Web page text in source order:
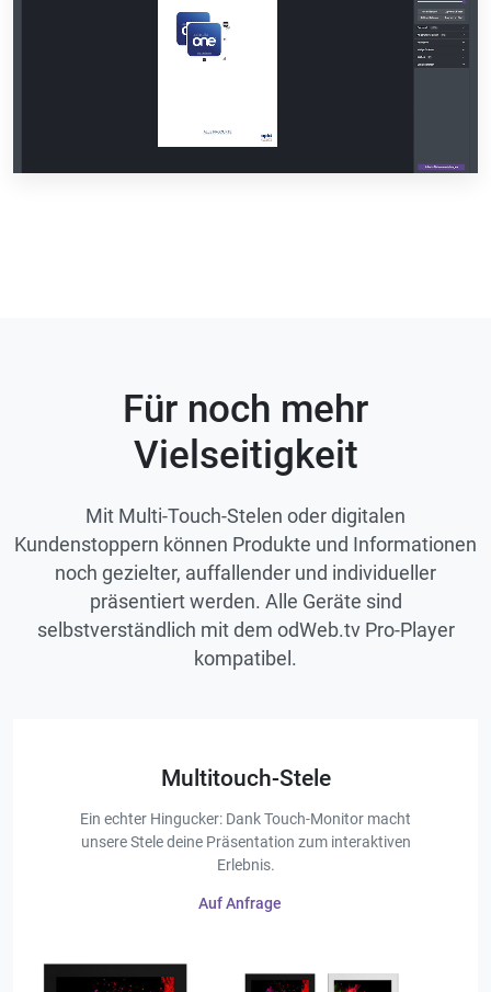
Für noch mehr
Vielseitigkeit
Mit Multi‑Touch-Stelen oder digitalen
Kundenstoppern können Produkte und Informationen
noch gezielter, auffallender und individueller
präsentiert werden. Alle Geräte sind
selbstverständlich mit dem odWeb.tv Pro-Player
kompatibel.
Multitouch-Stele
Ein echter Hingucker: Dank Touch-Monitor macht
unsere Stele deine Präsentation zum interaktiven
Erlebnis.
Auf Anfrage